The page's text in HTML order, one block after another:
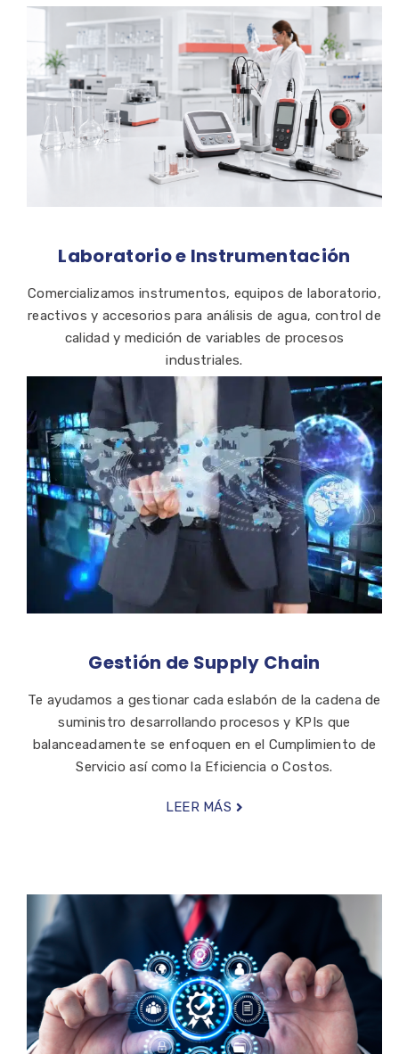
Laboratorio e Instrumentación
Comercializamos instrumentos, equipos de laboratorio,
reactivos y accesorios para análisis de agua, control de
calidad y medición de variables de procesos
industriales.
Gestión de Supply Chain
Te ayudamos a gestionar cada eslabón de la cadena de
suministro desarrollando procesos y KPIs que
balanceadamente se enfoquen en el Cumplimiento de
Servicio así como la Eficiencia o Costos.
LEER MÁS